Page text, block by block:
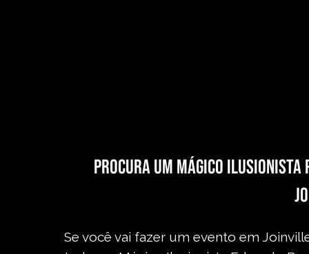
Procura um Mágico
Se você vai fazer um evento em